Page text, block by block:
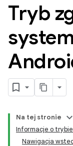
Tryb
Na tej stronie
Informacje o
Nawigacja